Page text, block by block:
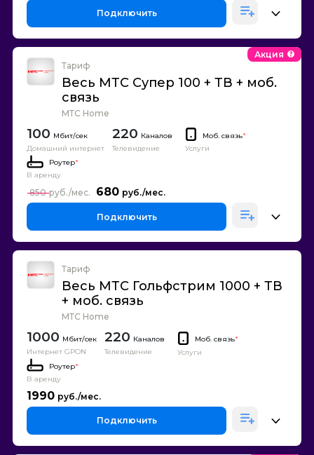
Подключить
Тариф
Весь МТС Супер 100 + ТВ + моб.
связь
МТС Home
Акция
100
Домашний интернет
220 Каналов
Телевидение
Моб. связь*
Услуги
Роутер*
В аренду
680
850
Подключить
Тариф
Весь МТС Гольфстрим 1000 + ТВ
+ моб. связь
МТС Home
1000
Интернет GPON
220 Каналов
Телевидение
Моб. связь*
Услуги
Роутер*
В аренду
1990
Подключить